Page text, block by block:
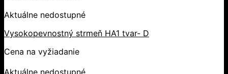
Aktuálne nedostupné
Vysokopevnostný strmeň HA1 tvar- D
Cena na vyžiadanie
Aktuálne nedostupné